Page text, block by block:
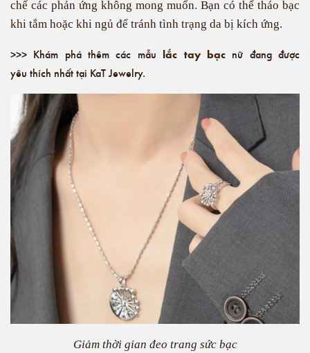
chế các phản ứng không mong muốn. Bạn có thể tháo bạc
khi tắm hoặc khi ngủ để tránh tình trạng da bị kích ứng.
>>> Khám phá thêm các mẫu lắc tay bạc nữ đang được
yêu thích nhất tại KaT Jewelry.
Giảm thời gian đeo trang sức bạc